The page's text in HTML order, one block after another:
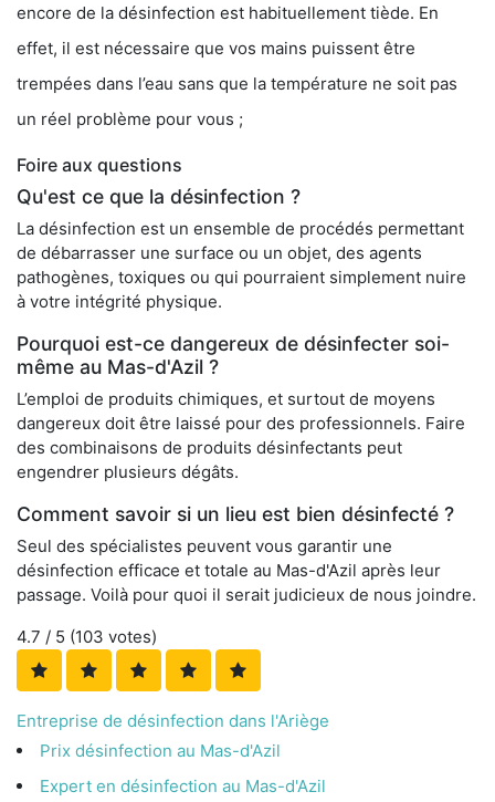
encore de la désinfection est habituellement tiède. En
effet, il est nécessaire que vos mains puissent être
trempées dans l’eau sans que la température ne soit pas
un réel problème pour vous ;
Foire aux questions
Qu'est ce que la désinfection ?
La désinfection est un ensemble de procédés permettant
de débarrasser une surface ou un objet, des agents
pathogènes, toxiques ou qui pourraient simplement nuire
à votre intégrité physique.
Pourquoi est-ce dangereux de désinfecter soi-
même au Mas-d'Azil ?
L’emploi de produits chimiques, et surtout de moyens
dangereux doit être laissé pour des professionnels. Faire
des combinaisons de produits désinfectants peut
engendrer plusieurs dégâts.
Comment savoir si un lieu est bien désinfecté ?
Seul des spécialistes peuvent vous garantir une
désinfection efficace et totale au Mas-d'Azil après leur
passage. Voilà pour quoi il serait judicieux de nous joindre.
4.7 / 5 (103 votes)
Entreprise de désinfection dans l'Ariège
Prix désinfection au Mas-d'Azil
Expert en désinfection au Mas-d'Azil